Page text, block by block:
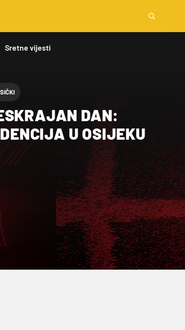
Sretne vijesti
DAN:
U OSIJEKU